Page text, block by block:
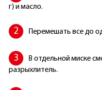
г) и масло.
Перемешать все до
В отдельной миске
разрыхлитель.